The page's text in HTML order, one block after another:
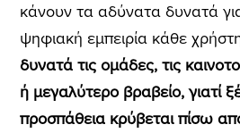
κάνουν τα αδύνατα δυνατά
ψηφιακή εμπειρία κάθε
δυνατά τις ομάδες, τις
ή μεγαλύτερο βραβείο, γιατί
προσπάθεια κρύβεται πίσω